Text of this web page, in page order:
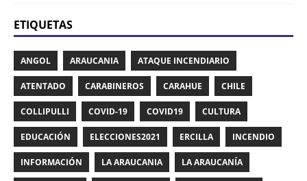
ETIQUETAS
ANGOL ARAUCANIA ATAQUE INCENDIARIO
ATENTADO CARABINEROS CARAHUE CHILE
COLLIPULLI COVID-19 COVID19 CULTURA
EDUCACIÓN ELECCIONES2021 ERCILLA INCENDIO
INFORMACIÓN LA ARAUCANIA LA ARAUCANÍA